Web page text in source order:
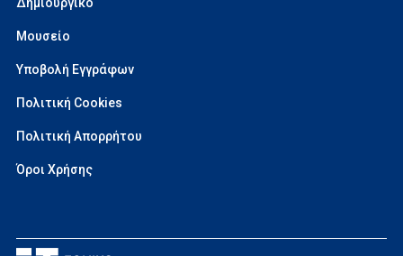
Μουσείο
Υποβολή Εγγράφων
Πολιτική Cookies
Πολιτική Απορρήτου
Όροι Χρήσης